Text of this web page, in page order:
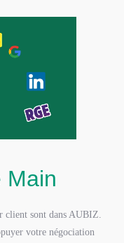
Main
client sont dans AUBIZ.
votre négociation